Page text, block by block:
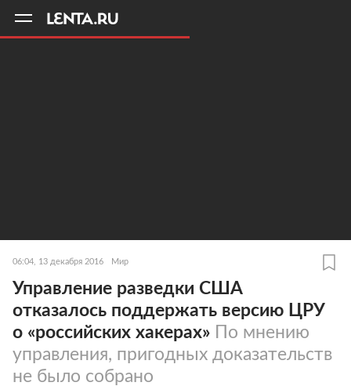
06:04, 13 декабря 2016 Мир
Управление разведки США
отказалось поддержать версию ЦРУ
о «российских хакерах» По мнению
управления, пригодных доказательств
не было собрано